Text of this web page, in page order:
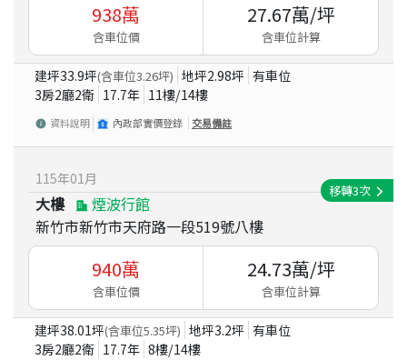
938萬
含車位價
27.67萬/坪
含車位計算
建坪33.9坪(含車位3.26坪) 地坪2.98坪 有車位
3房2廳2衛 17.7年 11樓/14樓
資料說明 內政部實價登錄 交易備註
115年01月
大樓
煙波行館
新竹市新竹市天府路一段519號八樓
移轉3次
940萬
含車位價
24.73萬/坪
含車位計算
建坪38.01坪(含車位5.35坪) 地坪3.2坪 有車位
3房2廳2衛 17.7年 8樓/14樓